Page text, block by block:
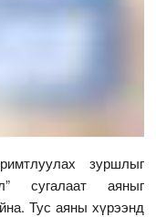
зуршлыг
сугалаат аяныг
Тус аяны хүрээнд